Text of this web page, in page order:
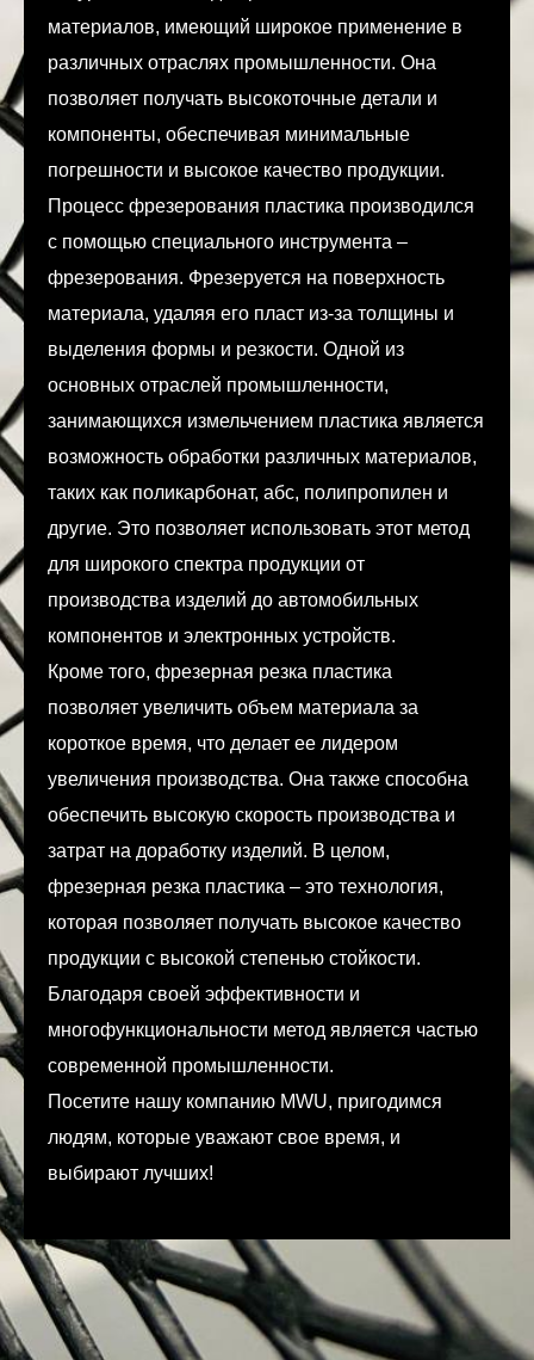
материалов, имеющий широкое применение в
различных отраслях промышленности. Она
позволяет получать высокоточные детали и
компоненты, обеспечивая минимальные
погрешности и высокое качество продукции.
Процесс фрезерования пластика производился
с помощью специального инструмента –
фрезерования. Фрезеруется на поверхность
материала, удаляя его пласт из-за толщины и
выделения формы и резкости. Одной из
основных отраслей промышленности,
занимающихся измельчением пластика является
возможность обработки различных материалов,
таких как поликарбонат, абс, полипропилен и
другие. Это позволяет использовать этот метод
для широкого спектра продукции от
производства изделий до автомобильных
компонентов и электронных устройств.
Кроме того, фрезерная резка пластика
позволяет увеличить объем материала за
короткое время, что делает ее лидером
увеличения производства. Она также способна
обеспечить высокую скорость производства и
затрат на доработку изделий. В целом,
фрезерная резка пластика – это технология,
которая позволяет получать высокое качество
продукции с высокой степенью стойкости.
Благодаря своей эффективности и
многофункциональности метод является частью
современной промышленности.
Посетите нашу компанию MWU, пригодимся
людям, которые уважают свое время, и
выбирают лучших!